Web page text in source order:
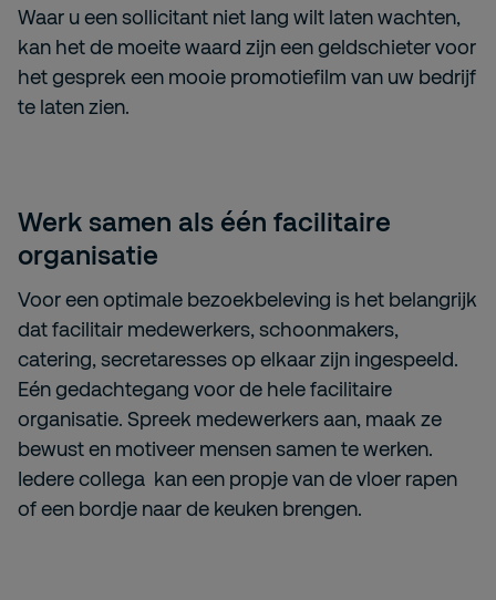
Waar u een sollicitant niet lang wilt laten wachten,
kan het de moeite waard zijn een geldschieter voor
het gesprek een mooie promotiefilm van uw bedrijf
te laten zien.
Werk samen als één facilitaire
organisatie
Voor een optimale bezoekbeleving is het belangrijk
dat facilitair medewerkers, schoonmakers,
catering, secretaresses op elkaar zijn ingespeeld.
Eén gedachtegang voor de hele facilitaire
organisatie. Spreek medewerkers aan, maak ze
bewust en motiveer mensen samen te werken.
Iedere collega kan een propje van de vloer rapen
of een bordje naar de keuken brengen.